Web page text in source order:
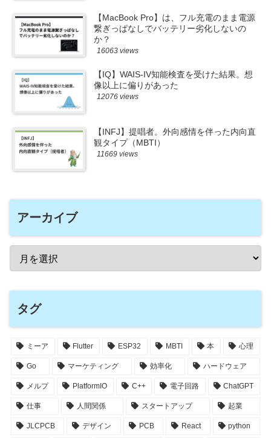
【MacBook Pro】は、フル充電のまま電源
繋ぎっぱなしでバッテリー劣化しないの
か？
16063 views
【IQ】WAIS-IV知能検査を受けた結果。想
像以上に偏りがあった
12076 views
【INFJ】提唱者。外向感情を伴った内向直
観タイプ（MBTI）
11669 views
アーカイブ
タグ
ミーア Flutter ESP32 MBTI 本 心理
Go マーケティング 効率化 ハードウェア
メルプ PlatformIO C++ 電子回路 ChatGPT
仕事 人間関係 スタートアップ 起業
JLCPCB デザイン PCB React python